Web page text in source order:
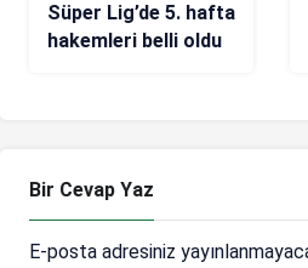
Süper Lig’de 5. hafta
hakemleri belli oldu
Bir Cevap Yaz
E-posta adresiniz